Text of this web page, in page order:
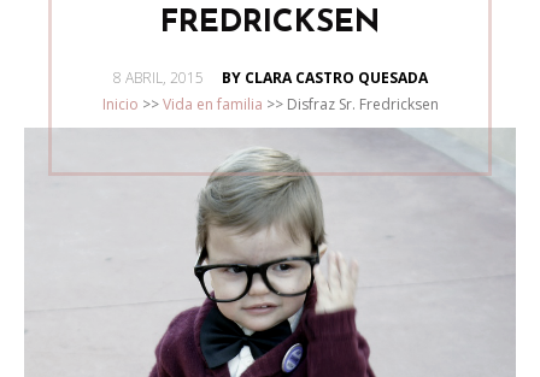
FREDRICKSEN
POSTED
8 ABRIL, 2015
BY CLARA CASTRO QUESADA
Inicio >>Vida en familia >> Disfraz Sr. Fredricksen